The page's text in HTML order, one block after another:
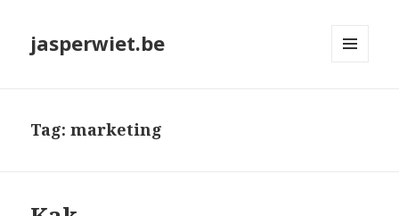
jasperwiet.be
Tag:marketing